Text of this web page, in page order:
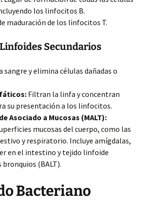
los linfocitos B.
maduración de los linfocitos T.
Secundarios
sangre y elimina células dañadas o
Filtran la linfa y concentran
su presentación a los linfocitos.
Asociado a Mucosas (MALT):
mucosas del cuerpo, como las
y respiratorio. Incluye amígdalas,
en el intestino y tejido linfoide
bronquios (BALT).
Bacteriano